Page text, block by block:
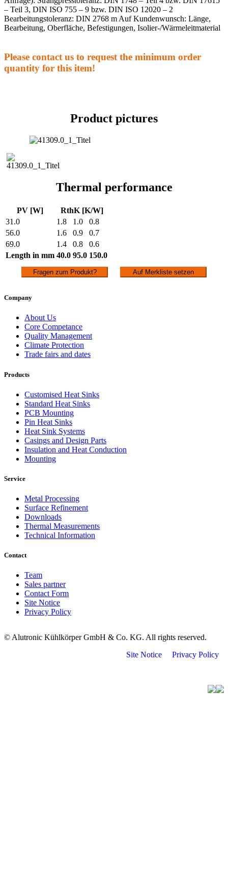
– Teil 3, DIN ISO 755 – 9 bzw. DIN ISO 12020 – 2
Bearbeitungstoleranz: DIN 2768 m Auf Kundenwunsch: Länge,
Bearbeitung, Oberfläche, Befestigungen, Isolier-/Wärmeleitmaterial
Please contact us to request the minimum order
quantity for this item!
Product pictures
Thermal performance
PV [W]
RthK [K/W]
31.0
1.8 1.0
0.8
56.0
1.6 0.9
0.7
69.0
1.4 0.8
0.6
Length in mm 40.0 95.0 150.0
Fragen zum Produkt? Auf Merkliste setzen
Company
About Us
Core Competance
Quality Management
Climate Protection
Trade fairs and dates
Products
Customised Heat Sinks
Standard Heat Sinks
PCB Mounting
Pin Heat Sinks
Heat Sink Systems
Casings and Design Parts
Insulation and Heat Conduction
Mounting
Service
Metal Processing
Surface Refinement
Downloads
Thermal Measurements
Technical Information
Contact
Team
Sales partner
Contact Form
Site Notice
Privacy Policy
© Alutronic Kühlkörper GmbH & Co. KG. All rights reserved.
Site Notice
Privacy Policy